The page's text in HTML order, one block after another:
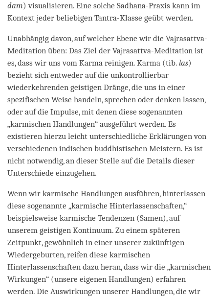
dam) visualisieren. Eine solche Sadhana-Praxis kann im
Kontext jeder beliebigen Tantra-Klasse geübt werden.
Unabhängig davon, auf welcher Ebene wir die Vajrasattva-
Meditation üben: Das Ziel der Vajrasattva-Meditation ist
es, dass wir uns vom Karma reinigen. Karma (tib. las)
bezieht sich entweder auf die unkontrollierbar
wiederkehrenden geistigen Dränge, die uns in einer
spezifischen Weise handeln, sprechen oder denken lassen,
oder auf die Impulse, mit denen diese sogenannten
„karmischen Handlungen“ ausgeführt werden. Es
existieren hierzu leicht unterschiedliche Erklärungen von
verschiedenen indischen buddhistischen Meistern. Es ist
nicht notwendig, an dieser Stelle auf die Details dieser
Unterschiede einzugehen.
Wenn wir karmische Handlungen ausführen, hinterlassen
diese sogenannte „karmische Hinterlassenschaften,“
beispielsweise karmische Tendenzen (Samen), auf
unserem geistigen Kontinuum. Zu einem späteren
Zeitpunkt, gewöhnlich in einer unserer zukünftigen
Wiedergeburten, reifen diese karmischen
Hinterlassenschaften dazu heran, dass wir die „karmischen
Wirkungen“ (unsere eigenen Handlungen) erfahren
werden. Die Auswirkungen unserer Handlungen, die wir